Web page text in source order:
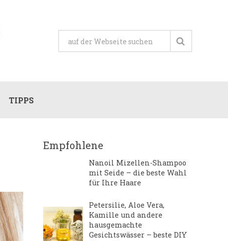
TIPPS
Empfohlene
Nanoil Mizellen-Shampoo
mit Seide – die beste Wahl
für Ihre Haare
Petersilie, Aloe Vera,
Kamille und andere
hausgemachte
Gesichtswässer – beste DIY